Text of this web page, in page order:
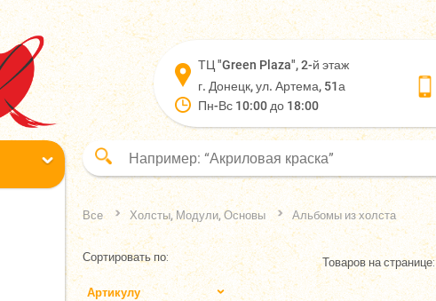
ТЦ "Green Plaza", 2-й этаж
г. Донецк, ул. Артема, 51а
Пн-Вс 10:00 до 18:00
Все Холсты, Модули, Основы Альбомы из холста
Сортировать по:
Артикулу
Товаров на странице: